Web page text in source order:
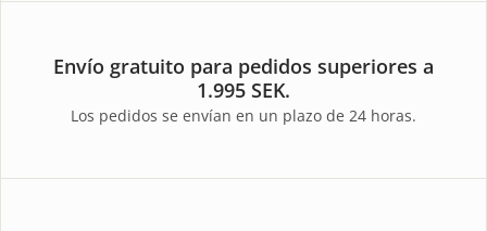
Envío gratuito para pedidos superiores a
1.995 SEK.
Los pedidos se envían en un plazo de 24 horas.